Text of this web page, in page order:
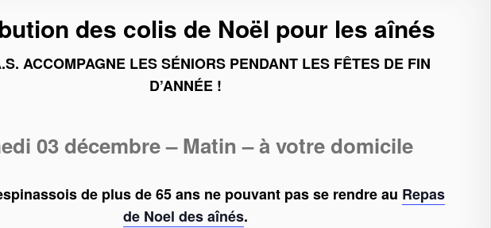
des colis de Noël pour les aînés
ACCOMPAGNE LES SÉNIORS PENDANT LES FÊTES DE FIN
D’ANNÉE !
03 décembre – Matin – à votre domicile
de plus de 65 ans ne pouvant pas se rendre au Repas
de Noel des aînés.